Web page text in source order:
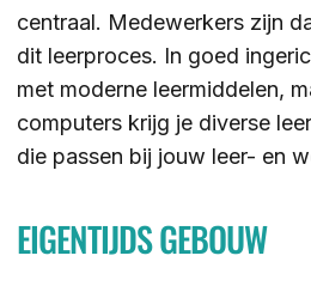
DE ACTIVITEITEN
DE MOGELIJKHEDEN
DE ORGANISATIE
DE OPEN DAGEN
KENNISBANK
WERKEN BIJ
ZOEKEN
centraal. Medewerkers zijn
dit leerproces. In goed
met moderne leermiddelen,
computers krijg je diverse
die passen bij jouw leer- en
EIGENTIJDS GEBOUW